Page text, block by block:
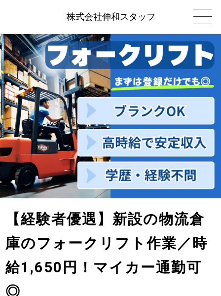
株式会社伸和スタッフ
【経験者優遇】新設の物流倉
庫のフォークリフト作業／時
給1,650円！マイカー通勤可
◎